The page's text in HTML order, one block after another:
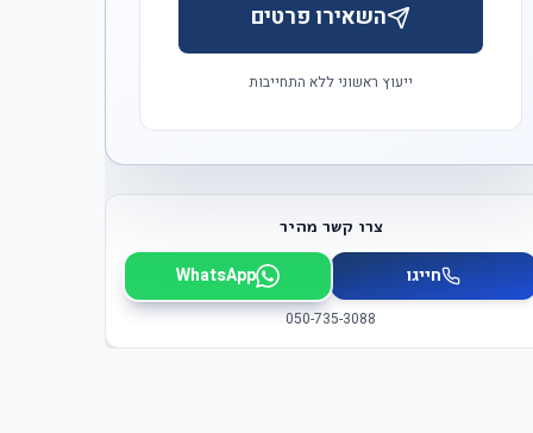
השאירו פרטים
ייעוץ ראשוני ללא התחייבות
צרו קשר מהיר
חייגו WhatsApp
050-735-3088